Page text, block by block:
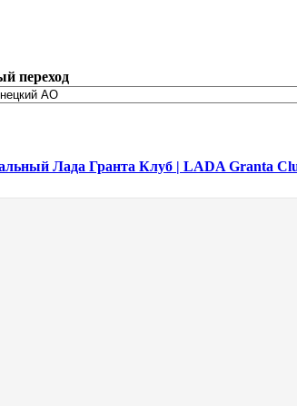
переход
Лада Гранта Клуб | LADA Granta